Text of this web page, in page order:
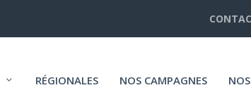
RÉGIONALES NOS CAMPAGNES